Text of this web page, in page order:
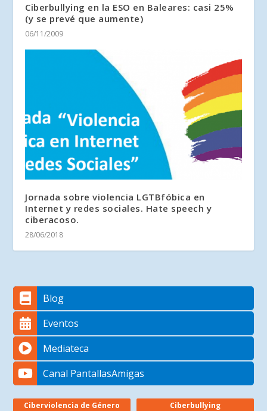
Ciberbullying en la ESO en Baleares: casi 25%
(y se prevé que aumente)
06/11/2009
Jornada sobre violencia LGTBfóbica en
Internet y redes sociales. Hate speech y
ciberacoso.
28/06/2018
Blog
Eventos
Mediateca
Canal PantallasAmigas
Ciberviolencia de Género Ciberbullying